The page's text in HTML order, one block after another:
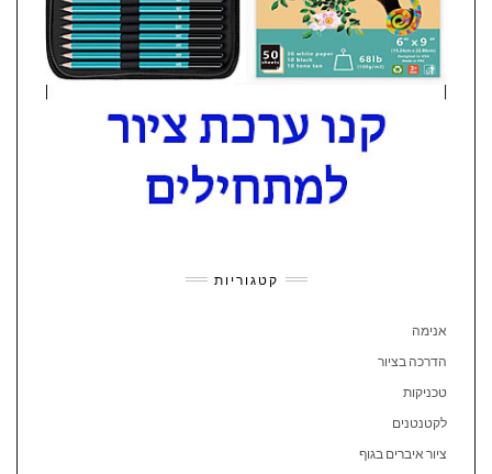
קטגוריות
אנימה
הדרכה בציור
טכניקות
לקטנטנים
ציור איברים בגוף